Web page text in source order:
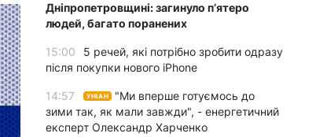
Дніпропетровщині: загинуло пʼятеро
людей, багато поранених
15:00
5 речей, які потрібно зробити одразу
після покупки нового iPhone
14:57 УНІАН
"Ми вперше готуємось до
зими так, як мали завжди", - енергетичний
експерт Олександр Харченко